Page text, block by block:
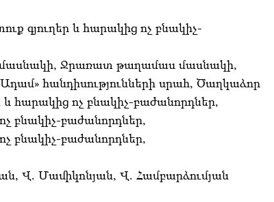
գյուղեր և հարակից ոչ բնակիչ-
մասնակի, Ջրառատ թաղամաս մասնակի,
հանդիսությունների սրահ, Ծաղկաձոր
հարակից ոչ բնակիչ-բաժանորդներ,
բնակիչ-բաժանորդներ,
բնակիչ-բաժանորդներ,
Վ. Մամիկոնյան, Վ. Համբարձումյան